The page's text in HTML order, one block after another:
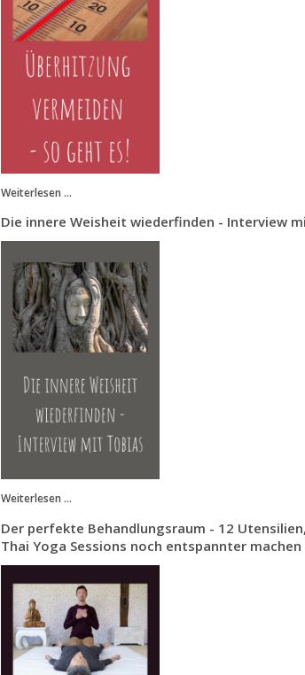
Weiterlesen ...
Die innere Weisheit wiederfinden - Interview
Weiterlesen ...
Der perfekte Behandlungsraum - 12
Thai Yoga Sessions noch entspannter machen